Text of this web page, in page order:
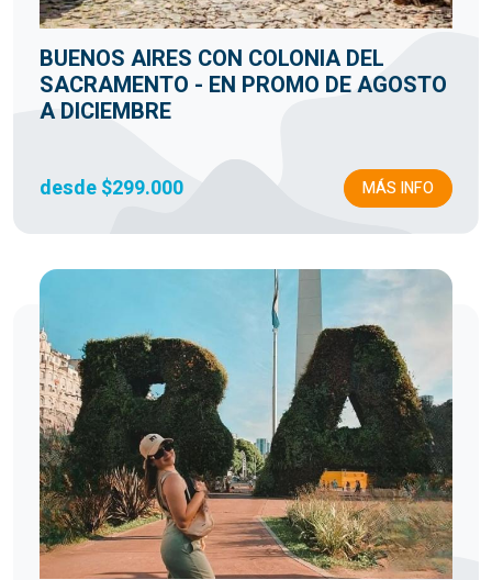
BUENOS AIRES CON COLONIA DEL
SACRAMENTO - EN PROMO DE AGOSTO
A DICIEMBRE
desde $299.000 MÁS INFO